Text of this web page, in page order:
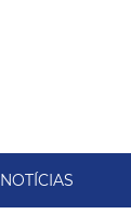
NOTÍCIAS